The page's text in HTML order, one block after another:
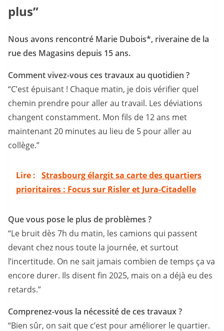
plus”
Nous avons rencontré Marie Dubois*, riveraine de la
rue des Magasins depuis 15 ans.
Comment vivez-vous ces travaux au quotidien ?
“C’est épuisant ! Chaque matin, je dois vérifier quel
chemin prendre pour aller au travail. Les déviations
changent constamment. Mon fils de 12 ans met
maintenant 20 minutes au lieu de 5 pour aller au
collège.”
Lire : Strasbourg élargit sa carte des quartiers
prioritaires : Focus sur Risler et Jura-Citadelle
Que vous pose le plus de problèmes ?
“Le bruit dès 7h du matin, les camions qui passent
devant chez nous toute la journée, et surtout
l’incertitude. On ne sait jamais combien de temps ça va
encore durer. Ils disent fin 2025, mais on a déjà eu des
retards.”
Comprenez-vous la nécessité de ces travaux ?
“Bien sûr, on sait que c’est pour améliorer le quartier.